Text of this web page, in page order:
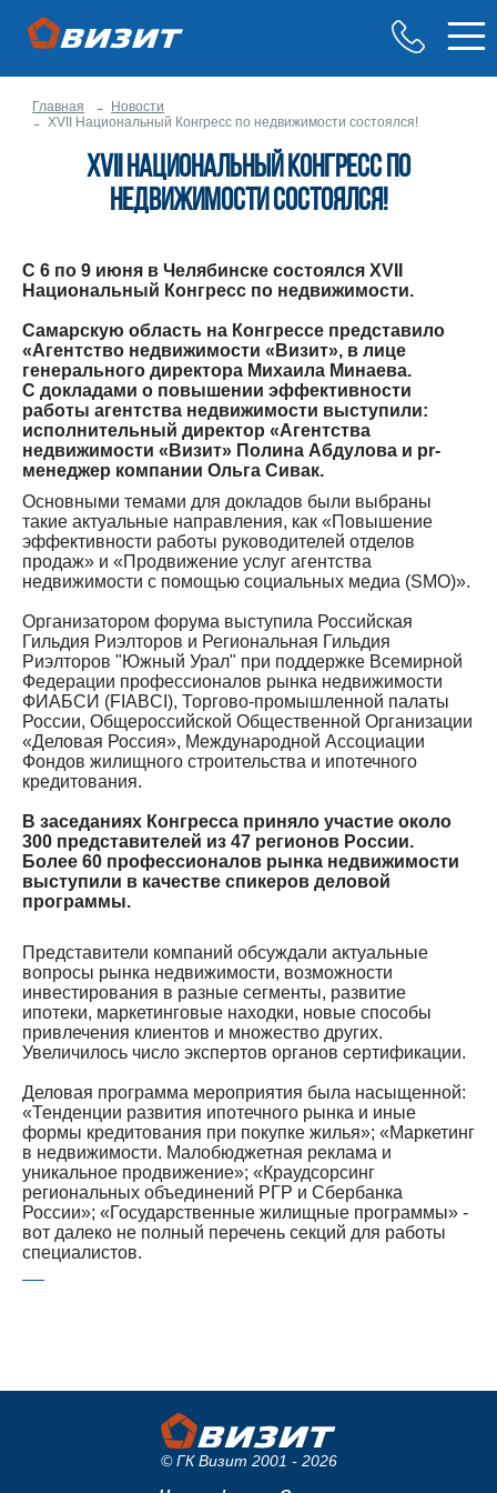
Главная
Новости
XVII Национальный Конгресс по недвижимости состоялся!
XVII Национальный Конгресс по
недвижимости состоялся!
С 6 по 9 июня в Челябинске состоялся XVII
Национальный Конгресс по недвижимости.
Самарскую область на Конгрессе представило
«Агентство недвижимости «Визит», в лице
генерального директора Михаила Минаева.
С докладами о повышении эффективности
работы агентства недвижимости выступили:
исполнительный директор «Агентства
недвижимости «Визит» Полина Абдулова и pr-
менеджер компании Ольга Сивак.
Основными темами для докладов были выбраны
такие актуальные направления, как «Повышение
эффективности работы руководителей отделов
продаж» и «Продвижение услуг агентства
недвижимости с помощью социальных медиа (SMO)».
Организатором форума выступила Российская
Гильдия Риэлторов и Региональная Гильдия
Риэлторов "Южный Урал" при поддержке Всемирной
Федерации профессионалов рынка недвижимости
ФИАБСИ (FIABCI), Торгово-промышленной палаты
России, Общероссийской Общественной Организации
«Деловая Россия», Международной Ассоциации
Фондов жилищного строительства и ипотечного
кредитования.
В заседаниях Конгресса приняло участие около
300 представителей из 47 регионов России.
Более 60 профессионалов рынка недвижимости
выступили в качестве спикеров деловой
программы.
Представители компаний обсуждали актуальные
вопросы рынка недвижимости, возможности
инвестирования в разные сегменты, развитие
ипотеки, маркетинговые находки, новые способы
привлечения клиентов и множество других.
Увеличилось число экспертов органов сертификации.
Деловая программа мероприятия была насыщенной:
«Тенденции развития ипотечного рынка и иные
формы кредитования при покупке жилья»; «Маркетинг
в недвижимости. Малобюджетная реклама и
уникальное продвижение»; «Краудсорсинг
региональных объединений РГР и Сбербанка
России»; «Государственные жилищные программы» -
вот далеко не полный перечень секций для работы
специалистов.
© ГК Визит 2001 - 2026